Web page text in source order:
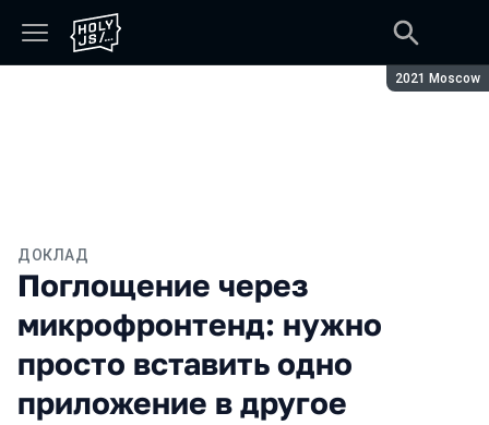
Сезон:
2021 Moscow
ДОКЛАД
Поглощение через
микрофронтенд: нужно
просто вставить одно
приложение в другое